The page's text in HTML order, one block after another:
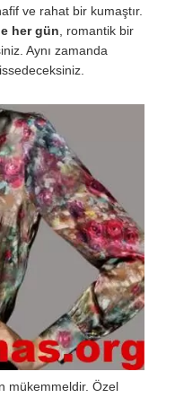
ve rahat bir kumaştır.
her gün, romantik bir
Aynı zamanda
mükemmeldir. Özel